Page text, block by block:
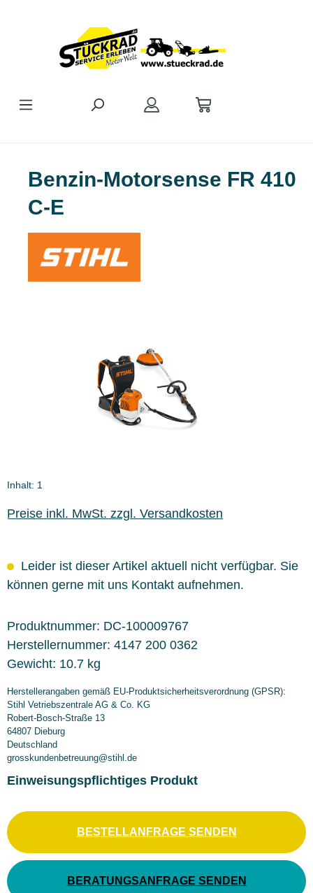
Benzin-Motorsense FR 410
C-E
Inhalt: 1
Preise inkl. MwSt. zzgl. Versandkosten
Leider ist dieser Artikel aktuell nicht verfügbar. Sie
können gerne mit uns Kontakt aufnehmen.
Produktnummer: DC-100009767
Herstellernummer: 4147 200 0362
Gewicht: 10.7 kg
Herstellerangaben gemäß EU-Produktsicherheitsverordnung (GPSR):
Stihl Vetriebszentrale AG & Co. KG
Robert-Bosch-Straße 13
64807 Dieburg
Deutschland
grosskundenbetreuung@stihl.de
Einweisungspflichtiges Produkt
BESTELLANFRAGE SENDEN
BERATUNGSANFRAGE SENDEN